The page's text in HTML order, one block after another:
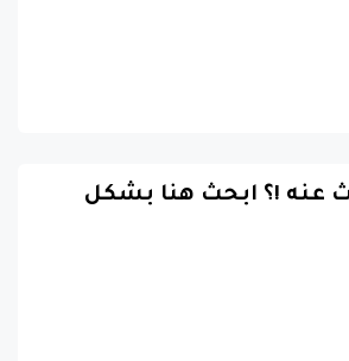
عنه !؟ ابحث هنا بشكل